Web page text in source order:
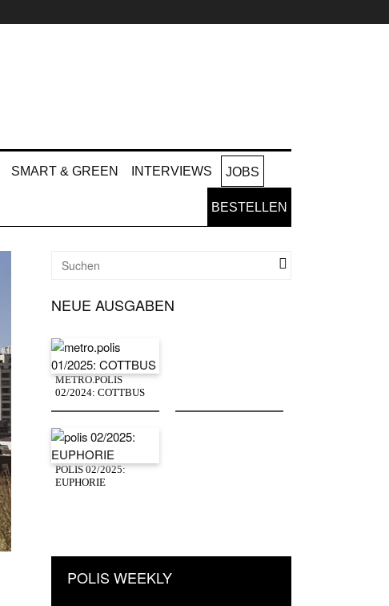
SMART & GREEN INTERVIEWS JOBS
BESTELLEN
NEUE AUSGABEN
METRO.POLIS
02/2024: COTTBUS
POLIS 02/2025:
EUPHORIE
POLIS WEEKLY